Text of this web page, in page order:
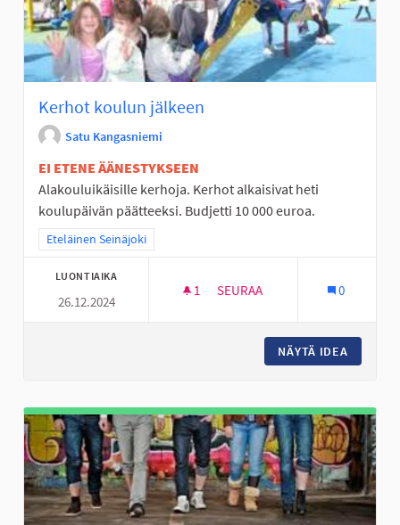
Kerhot koulun jälkeen
Satu Kangasniemi
EI ETENE ÄÄNESTYKSEEN
Alakouluikäisille kerhoja. Kerhot alkaisivat heti
koulupäivän päätteeksi. Budjetti 10 000 euroa.
Rajaa tulokset teeman mukaan: Eteläinen Seinäjoki
Eteläinen Seinäjoki
LUONTIAIKA
26.12.2024
1 1 SEURAAJA
SEURAA 0
NÄYTÄ IDEA